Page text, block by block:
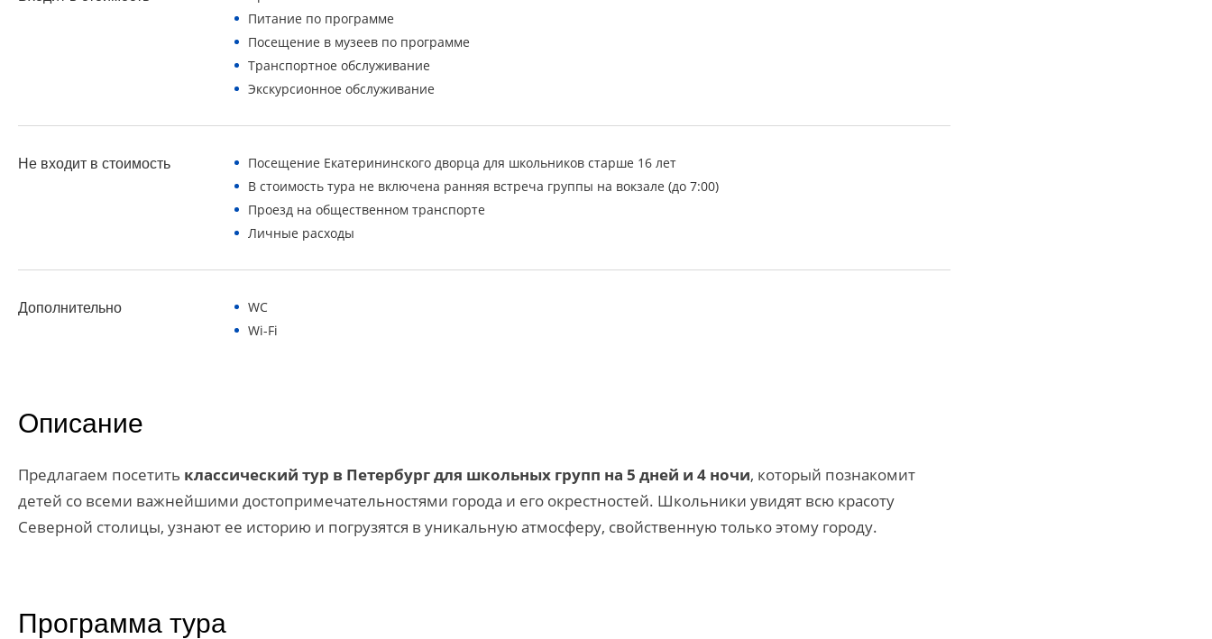
Питание по программе
Посещение в музеев по программе
Транспортное обслуживание
Экскурсионное обслуживание
Не входит в стоимость
Посещение Екатерининского дворца для школьников старше 16 лет
В стоимость тура не включена ранняя встреча группы на вокзале (до 7:00)
Проезд на общественном транспорте
Личные расходы
Дополнительно
WC
Wi-Fi
Описание
Предлагаем посетить классический тур в Петербург для школьных групп на 5 дней и 4 ночи, который познакомит
детей со всеми важнейшими достопримечательностями города и его окрестностей. Школьники увидят всю красоту
Северной столицы, узнают ее историю и погрузятся в уникальную атмосферу, свойственную только этому городу.
Программа тура